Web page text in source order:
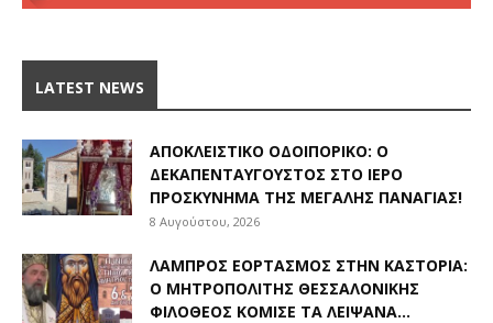
LATEST NEWS
ΑΠΟΚΛΕΙΣΤΙΚΟ ΟΔΟΙΠΟΡΙΚΟ: Ο
ΔΕΚΑΠΕΝΤΑΎΓΟΥΣΤΟΣ ΣΤΟ ΙΕΡΌ
ΠΡΟΣΚΎΝΗΜΑ ΤΗΣ ΜΕΓΆΛΗΣ ΠΑΝΑΓΊΑΣ!
8 Αυγούστου, 2026
ΛΑΜΠΡΌΣ ΕΟΡΤΑΣΜΌΣ ΣΤΗΝ ΚΑΣΤΟΡΙΆ:
Ο ΜΗΤΡΟΠΟΛΊΤΗΣ ΘΕΣΣΑΛΟΝΊΚΗΣ
ΦΙΛΌΘΕΟΣ ΚΌΜΙΣΕ ΤΑ ΛΕΊΨΑΝΑ...